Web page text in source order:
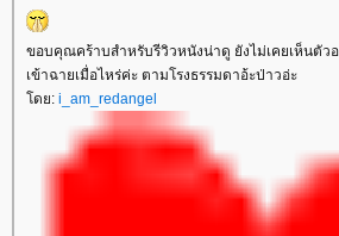
ขอบคุณคร้าบสำหรับรีวิวหนังน่าดู ยังไม่เคยเห็นตัว
เข้าฉายเมื่อไหร่ค่ะ ตามโรงธรรมดาอ้ะป่าวอ่ะ
ดย: i_am_redangel